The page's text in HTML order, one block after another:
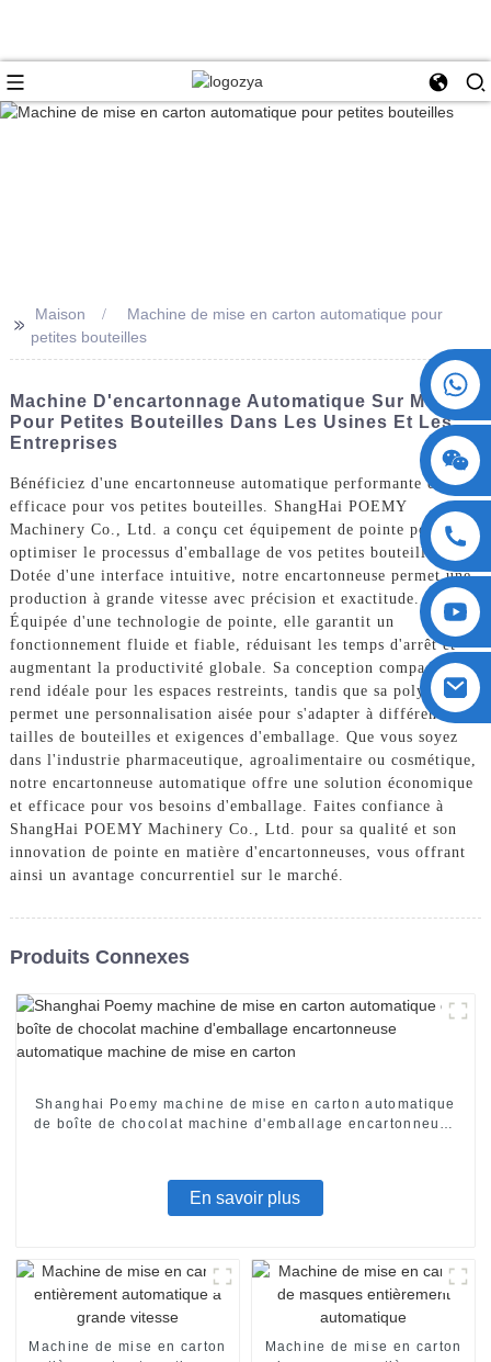
>>
Maison
Machine de mise en carton automatique pour
petites bouteilles
Machine D'encartonnage Automatique Sur Mesure
Pour Petites Bouteilles Dans Les Usines Et Les
Entreprises
Bénéficiez d'une encartonneuse automatique performante et
efficace pour vos petites bouteilles. ShangHai POEMY
Machinery Co., Ltd. a conçu cet équipement de pointe pour
optimiser le processus d'emballage de vos petites bouteilles.
Dotée d'une interface intuitive, notre encartonneuse permet une
production à grande vitesse avec précision et exactitude.
Équipée d'une technologie de pointe, elle garantit un
fonctionnement fluide et fiable, réduisant les temps d'arrêt et
augmentant la productivité globale. Sa conception compacte la
rend idéale pour les espaces restreints, tandis que sa polyvalence
permet une personnalisation aisée pour s'adapter à différentes
tailles de bouteilles et exigences d'emballage. Que vous soyez
dans l'industrie pharmaceutique, agroalimentaire ou cosmétique,
notre encartonneuse automatique offre une solution économique
et efficace pour vos besoins d'emballage. Faites confiance à
ShangHai POEMY Machinery Co., Ltd. pour sa qualité et son
innovation de pointe en matière d'encartonneuses, vous offrant
ainsi un avantage concurrentiel sur le marché.
Produits Connexes
Shanghai Poemy machine de mise en carton automatique
de boîte de chocolat machine d'emballage encartonneuse
En savoir plus
Machine de mise en carton
Machine de mise en carton